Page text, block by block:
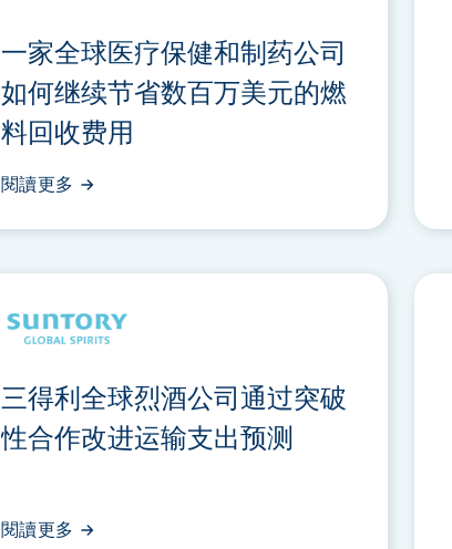
一家全球医疗保健和制药公司
如何继续节省数百万美元的燃
料回收费用
閱讀更多
三得利全球烈酒公司通过突破
性合作改进运输支出预测
閱讀更多